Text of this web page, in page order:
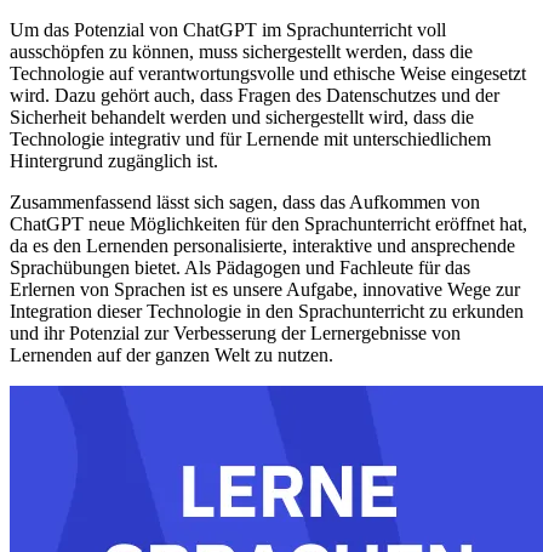
Um das Potenzial von ChatGPT im Sprachunterricht voll
ausschöpfen zu können, muss sichergestellt werden, dass die
Technologie auf verantwortungsvolle und ethische Weise eingesetzt
wird. Dazu gehört auch, dass Fragen des Datenschutzes und der
Sicherheit behandelt werden und sichergestellt wird, dass die
Technologie integrativ und für Lernende mit unterschiedlichem
Hintergrund zugänglich ist.
Zusammenfassend lässt sich sagen, dass das Aufkommen von
ChatGPT neue Möglichkeiten für den Sprachunterricht eröffnet hat,
da es den Lernenden personalisierte, interaktive und ansprechende
Sprachübungen bietet. Als Pädagogen und Fachleute für das
Erlernen von Sprachen ist es unsere Aufgabe, innovative Wege zur
Integration dieser Technologie in den Sprachunterricht zu erkunden
und ihr Potenzial zur Verbesserung der Lernergebnisse von
Lernenden auf der ganzen Welt zu nutzen.